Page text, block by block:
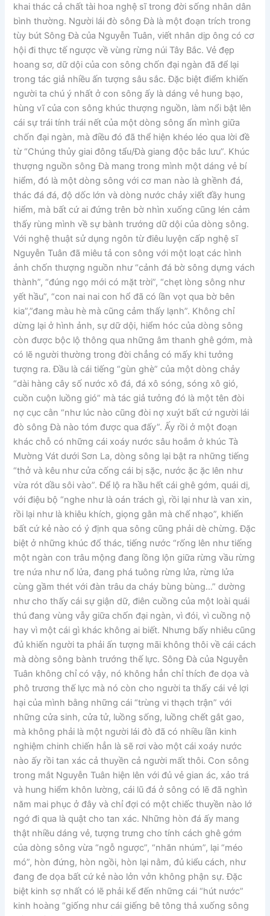
khai thác cả chất tài hoa nghệ sĩ trong đời sống nhân dân
bình thường. Người lái đò sông Đà là một đoạn trích trong
tùy bút Sông Đà của Nguyễn Tuân, viết nhân dịp ông có cơ
hội đi thực tế ngược về vùng rừng núi Tây Bắc. Vẻ đẹp
hoang sơ, dữ dội của con sông chốn đại ngàn đã để lại
trong tác giả nhiều ấn tượng sâu sắc. Đặc biệt điểm khiến
người ta chú ý nhất ở con sông ấy là dáng vẻ hung bạo,
hùng vĩ của con sông khúc thượng nguồn, làm nổi bật lên
cái sự trái tính trái nết của một dòng sông ẩn mình giữa
chốn đại ngàn, mà điều đó đã thể hiện khéo léo qua lời đề
từ “Chúng thủy giai đông tẩu/Đà giang độc bắc lưu”. Khúc
thượng nguồn sông Đà mang trong mình một dáng vẻ bí
hiểm, đó là một dòng sông với cơ man nào là ghềnh đá,
thác đá đá, độ dốc lớn và dòng nước chảy xiết đầy hung
hiểm, mà bất cứ ai đứng trên bờ nhìn xuống cũng lén cảm
thấy rùng mình về sự bành trướng dữ dội của dòng sông.
Với nghệ thuật sử dụng ngôn từ điêu luyện cấp nghệ sĩ
Nguyễn Tuân đã miêu tả con sông với một loạt các hình
ảnh chốn thượng nguồn như “cảnh đá bờ sông dựng vách
thành”, “đúng ngọ mới có mặt trời”, “chẹt lòng sông như
yết hầu”, “con nai nai con hổ đã có lần vọt qua bờ bên
kia”,”đang màu hè mà cũng cảm thấy lạnh”. Không chỉ
dừng lại ở hình ảnh, sự dữ dội, hiểm hóc của dòng sông
còn được bộc lộ thông qua những âm thanh ghê gớm, mà
có lẽ người thường trong đời chẳng có mấy khi tưởng
tượng ra. Đầu là cái tiếng “gùn ghè” của một dòng chảy
“dài hàng cây số nước xô đá, đá xô sóng, sóng xô gió,
cuồn cuộn luồng gió” mà tác giả tưởng đó là một tên đòi
nợ cục cằn “như lúc nào cũng đòi nợ xuýt bất cứ người lái
đò sông Đà nào tóm được qua đấy”. Ấy rồi ở một đoạn
khác chỗ có những cái xoáy nước sâu hoắm ở khúc Tà
Mường Vát dưới Sơn La, dòng sông lại bật ra những tiếng
“thở và kêu như cửa cống cái bị sặc, nước ặc ặc lên như
vừa rót dầu sôi vào”. Để lộ ra hầu hết cái ghê gớm, quái dị,
với điệu bộ “nghe như là oán trách gì, rồi lại như là van xin,
rồi lại như là khiêu khích, giọng gằn mà chế nhạo”, khiến
bất cứ kẻ nào có ý định qua sông cũng phải dè chừng. Đặc
biệt ở những khúc đổ thác, tiếng nước “rống lên như tiếng
một ngàn con trâu mộng đang lồng lộn giữa rừng vầu rừng
tre nứa như nổ lửa, đang phá tuông rừng lửa, rừng lửa
cùng gầm thét với đàn trâu da cháy bùng bùng…” dường
như cho thấy cái sự giận dữ, điên cuồng của một loài quái
thú đang vùng vẫy giữa chốn đại ngàn, vì đói, vì cuồng nộ
hay vì một cái gì khác không ai biết. Nhưng bấy nhiêu cũng
đủ khiến người ta phải ấn tượng mãi không thôi về cái cách
mà dòng sông bành trướng thế lực. Sông Đà của Nguyễn
Tuân không chỉ có vậy, nó không hẳn chỉ thích đe dọa và
phô trương thế lực mà nó còn cho người ta thấy cái vẻ lợi
hại của mình bằng những cái “trùng vi thạch trận” với
những cửa sinh, cửa tử, luồng sống, luồng chết gắt gao,
mà không phải là một người lái đò đã có nhiều lần kinh
nghiệm chinh chiến hẳn là sẽ rơi vào một cái xoáy nước
nào ấy rồi tan xác cả thuyền cả người mất thôi. Con sông
trong mắt Nguyễn Tuân hiện lên với đủ vẻ gian ác, xảo trá
và hung hiểm khôn lường, cái lũ đá ở sông có lẽ đã nghìn
năm mai phục ở đây và chỉ đợi có một chiếc thuyền nào lớ
ngớ đi qua là quật cho tan xác. Những hòn đá ấy mang
thật nhiều dáng vẻ, tượng trưng cho tính cách ghê gớm
của dòng sông vừa “ngỗ ngược”, “nhăn nhúm”, lại “méo
mó”, hòn đứng, hòn ngồi, hòn lại nằm, đủ kiểu cách, như
đang đe dọa bất cứ kẻ nào lởn vởn không phận sự. Đặc
biệt kinh sợ nhất có lẽ phải kể đến những cái “hút nước”
kinh hoàng “giống như cái giếng bê tông thả xuống sông